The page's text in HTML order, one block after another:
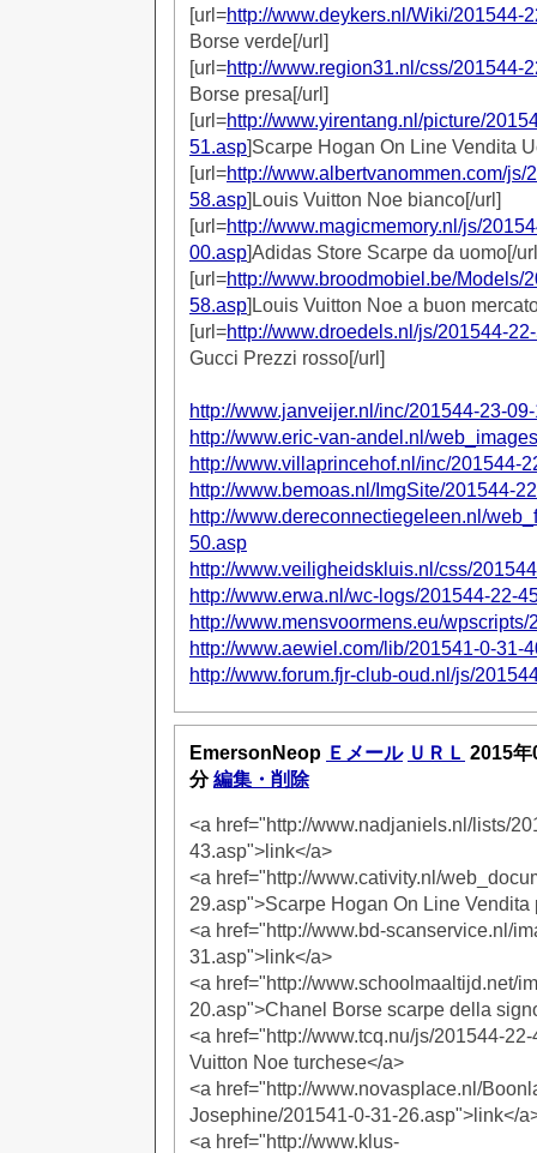
[url=http://www.deykers.nl/Wiki/201544-
Borse verde[/url]
[url=http://www.region31.nl/css/201544-
Borse presa[/url]
[url=http://www.yirentang.nl/picture/
51.asp]Scarpe Hogan On Line Vendita
[url=http://www.albertvanommen.com/js/
58.asp]Louis Vuitton Noe bianco[/url]
[url=http://www.magicmemory.nl/js/
00.asp]Adidas Store Scarpe da uomo[/
[url=http://www.broodmobiel.be/Models/
58.asp]Louis Vuitton Noe a buon
[url=http://www.droedels.nl/js/201544-
Gucci Prezzi rosso[/url]
http://www.janveijer.nl/inc/201544-23-
http://www.eric-van-andel.nl/
http://www.villaprincehof.nl/inc/201544-
http://www.bemoas.nl/ImgSite/201544-
http://www.dereconnectiegeleen.nl/
50.asp
http://www.veiligheidskluis.nl/css/
http://www.erwa.nl/wc-logs/201544-22-
http://www.mensvoormens.eu/
http://www.aewiel.com/lib/201541-0-31-
http://www.forum.fjr-club-oud.nl/js/
EmersonNeop Ｅメール ＵＲＬ 2015年
分編集・削除
<a href="http://www.nadjaniels.nl/lists/
43.asp">link</a>
<a href="http://www.cativity.nl/
29.asp">Scarpe Hogan On Line Vendita
<a href="http://www.bd-scanservice.nl/
31.asp">link</a>
<a href="http://www.schoolmaaltijd.net/
20.asp">Chanel Borse scarpe della
<a href="http://www.tcq.nu/js/201544-
Vuitton Noe turchese</a>
<a href="http://www.novasplace.nl/
Josephine/201541-0-31-26.asp">link</
<a href="http://www.klus-